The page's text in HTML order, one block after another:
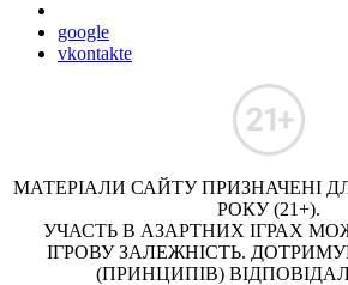
google
vkontakte
МАТЕРІАЛИ САЙТУ ПРИЗНАЧЕНІ
РОКУ (21+).
УЧАСТЬ В АЗАРТНИХ ІГРАХ
ІГРОВУ ЗАЛЕЖНІСТЬ.
(ПРИНЦИПІВ)